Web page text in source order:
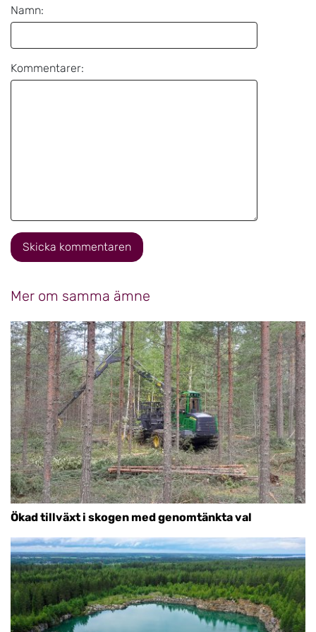
Namn:
Kommentarer:
Skicka kommentaren
Mer om samma ämne
Ökad tillväxt i skogen med genomtänkta val